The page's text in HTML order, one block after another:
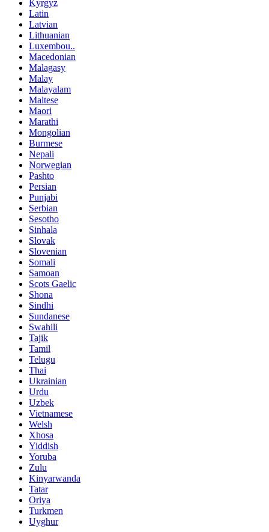
Kyrgyz
Latin
Latvian
Lithuanian
Luxembou..
Macedonian
Malagasy
Malay
Malayalam
Maltese
Maori
Marathi
Mongolian
Burmese
Nepali
Norwegian
Pashto
Persian
Punjabi
Serbian
Sesotho
Sinhala
Slovak
Slovenian
Somali
Samoan
Scots Gaelic
Shona
Sindhi
Sundanese
Swahili
Tajik
Tamil
Telugu
Thai
Ukrainian
Urdu
Uzbek
Vietnamese
Welsh
Xhosa
Yiddish
Yoruba
Zulu
Kinyarwanda
Tatar
Oriya
Turkmen
Uyghur